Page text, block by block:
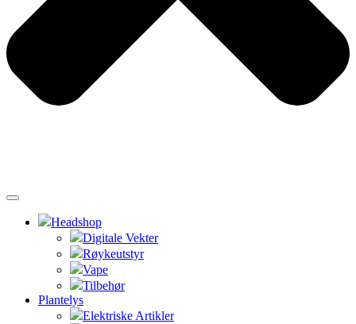
Headshop
Digitale Vekter
Røykeutstyr
Vape
Tilbehør
Plantelys
Elektriske Artikler